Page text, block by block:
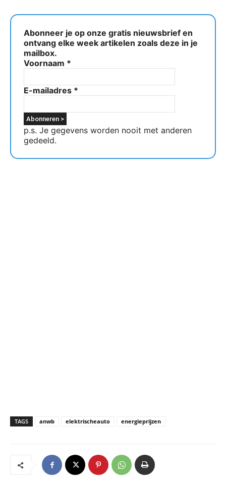
Abonneer je op onze gratis nieuwsbrief en
ontvang elke week artikelen zoals deze in je
mailbox.
Voornaam *
E-mailadres *
p.s. Je gegevens worden nooit met anderen
gedeeld.
TAGS anwb elektrischeauto energieprijzen